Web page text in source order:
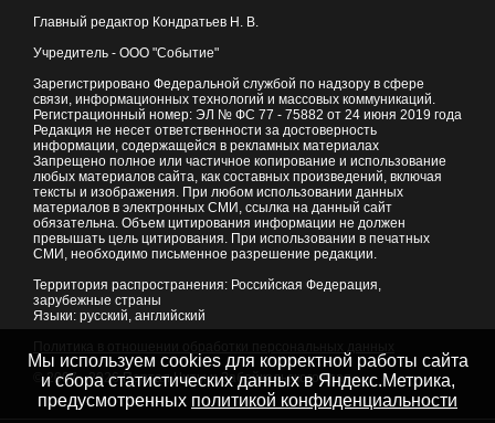
Главный редактор Кондратьев Н. В.
Учредитель - ООО "Событие"
Зарегистрировано Федеральной службой по надзору в сфере
связи, информационных технологий и массовых коммуникаций.
Регистрационный номер: ЭЛ № ФС 77 - 75882 от 24 июня 2019 года
Редакция не несет ответственности за достоверность
информации, содержащейся в рекламных материалах
Запрещено полное или частичное копирование и использование
любых материалов сайта, как составных произведений, включая
тексты и изображения. При любом использовании данных
материалов в электронных СМИ, ссылка на данный сайт
обязательна. Объем цитирования информации не должен
превышать цель цитирования. При использовании в печатных
СМИ, необходимо письменное разрешение редакции.
Территория распространения: Российская Федерация,
зарубежные страны
Языки: русский, английский
© 2007 - 2026Портал Читы и Забайкальского края
Мы используем cookies для корректной работы сайта
и сбора статистических данных в Яндекс.Метрика,
предусмотренных политикой конфиденциальности